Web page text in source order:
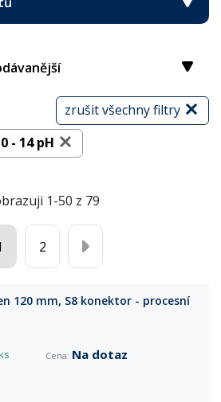
zrušit všechny filtry
0 - 14 pH
1-50 z 79
2
120 mm, S8 konektor - procesní
Na dotaz